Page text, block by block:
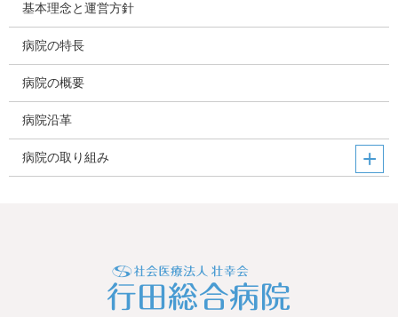
基本理念と運営方針
病院の特長
病院の概要
病院沿革
病院の取り組み